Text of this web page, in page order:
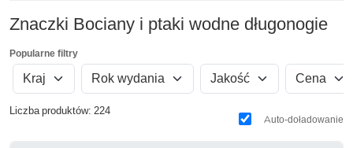
Znaczki Bociany i ptaki wodne długonogie
Popularne filtry
Kraj Rok wydania Jakość Cena
Liczba produktów: 224
Auto-doładowanie